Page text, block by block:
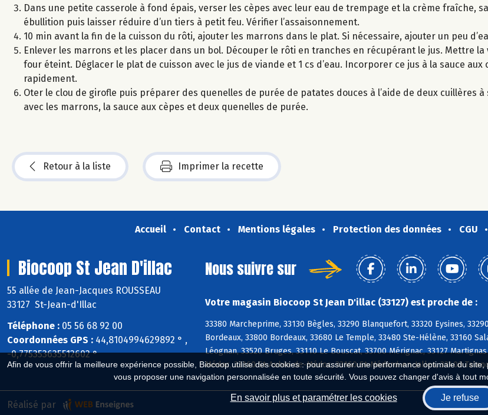
Afin de vous offrir la meilleure expérience possible, Biocoop utilise des cookies : pour assurer une performance optimale du
vous proposer une navigation personnalisée en toute sécurité. Vous pouvez changer d'avis à tout
En savoir plus et paramétrer les cookies Je refuse
Dans une petite casserole à fond épais, verser les cèpes avec leur eau de trempage et la crème fraîche,
ébullition puis laisser réduire d’un tiers à petit feu. Vérifier l’assaisonnement.
10 min avant la fin de la cuisson du rôti, ajouter les marrons dans le plat. Si nécessaire, ajouter un peu
Enlever les marrons et les placer dans un bol. Découper le rôti en tranches en récupérant le jus. Mettre
four éteint. Déglacer le plat de cuisson avec le jus de viande et 1 cs d’eau. Incorporer ce jus à la sauce
rapidement.
Oter le clou de girofle puis préparer des quenelles de purée de patates douces à l’aide de deux cuillères
avec les marrons, la sauce aux cèpes et deux quenelles de purée.
Retour à la liste Imprimer la recette
Accueil Contact Mentions légales Protection des données CGU
Biocoop St Jean D'illac
55 allée de Jean-Jacques ROUSSEAU
33127 St-Jean-d'Illac
Téléphone : 05 56 68 92 00
Coordonnées GPS : 44,8104994629892 ° ,
-0,775353635512602 °
Nous suivre sur
Votre magasin Biocoop St Jean D'illac (33127) est proche de :
33380 Marcheprime, 33130 Bègles, 33290 Blanquefort, 33320 Eysines,
Bordeaux, 33800 Bordeaux, 33680 Le Temple, 33480 Ste-Hélène, 33160
Léognan, 33520 Bruges, 33110 Le Bouscat, 33700 Mérignac, 33127
Médoc, 33160 St-Aubin-de-Médoc, 33160 St-Médard-en-Jalles, 33400
Biocoop.fr
Réalisé par